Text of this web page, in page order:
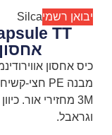
יבואן רשמיSilca
כיס אחסון
וגראבל.